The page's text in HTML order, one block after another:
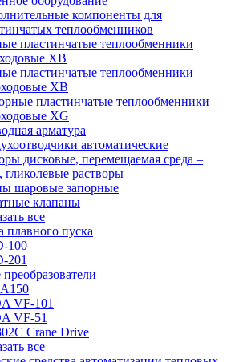
компоненты для
теплообменников
пластинчатые теплообменники
XB
пластинчатые теплообменники
ХВ
пластинчатые теплообменники
ХG
арматура
автоматические
дисковые, перемещаемая среда –
гликолевые растворы
шаровые запорные
клапаны
все
плавного пуска
100
201
VF-101
VF-51
Crane Drive
все